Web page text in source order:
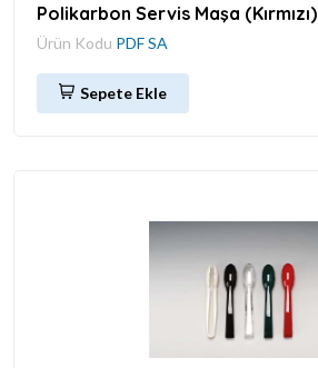
Polikarbon Servis Maşa (Kırmızı)
Ürün Kodu PDF SA
Sepete Ekle